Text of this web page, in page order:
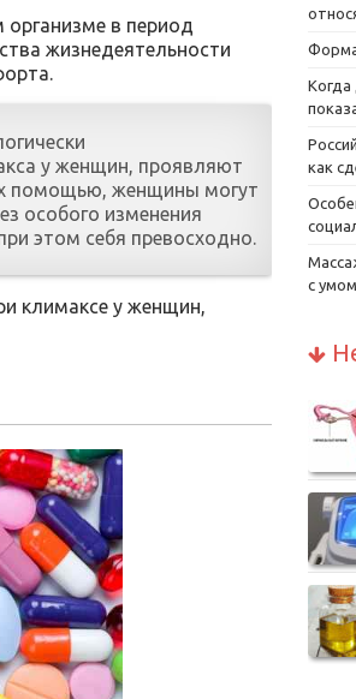
в период
жизнедеятельности
у женщин, проявляют
помощью, женщины могут
особого изменения
этом себя превосходно.
климаксе у женщин,
Когда
как
с умом